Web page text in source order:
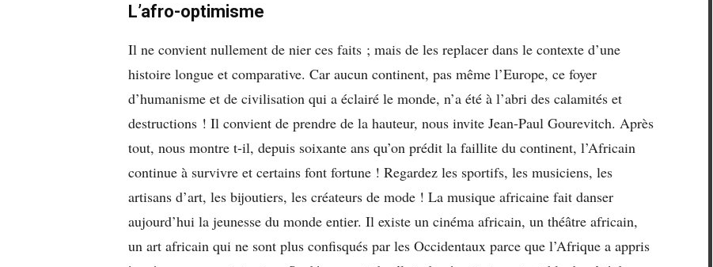
L’afro-optimisme
Il ne convient nullement de nier ces faits ; mais de les replacer dans le contexte d’une
histoire longue et comparative. Car aucun continent, pas même l’Europe, ce foyer
d’humanisme et de civilisation qui a éclairé le monde, n’a été à l’abri des calamités et
destructions ! Il convient de prendre de la hauteur, nous invite Jean-Paul Gourevitch. Après
tout, nous montre t-il, depuis soixante ans qu’on prédit la faillite du continent, l’Africain
continue à survivre et certains font fortune ! Regardez les sportifs, les musiciens, les
artisans d’art, les bijoutiers, les créateurs de mode ! La musique africaine fait danser
aujourd’hui la jeunesse du monde entier. Il existe un cinéma africain, un théâtre africain,
un art africain qui ne sont plus confisqués par les Occidentaux parce que l’Afrique a appris